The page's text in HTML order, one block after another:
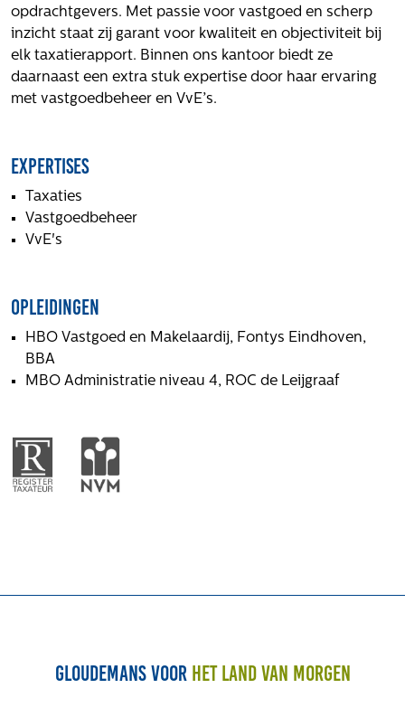
Integrale aanpak gebiedsvisie
opdrachtgevers. Met passie voor vastgoed en scherp
inzicht staat zij garant voor kwaliteit en objectiviteit bij
elk taxatierapport. Binnen ons kantoor biedt ze
daarnaast een extra stuk expertise door haar ervaring
met vastgoedbeheer en VvE’s.
Expertises
Taxaties
Vastgoedbeheer
VvE's
Opleidingen
HBO Vastgoed en Makelaardij, Fontys Eindhoven,
BBA
MBO Administratie niveau 4, ROC de Leijgraaf
Gloudemans voor het land van morgen